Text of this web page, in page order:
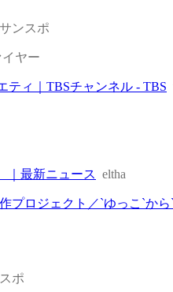
サンスポ
ヤー
ティ｜TBSチャンネル - TBS
｜最新ニュース eltha
プロジェクト／`ゆっこ`か
ポ